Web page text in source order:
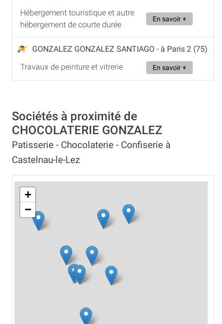
Hébergement touristique et autre
hébergement de courte durée
En savoir +
GONZALEZ GONZALEZ SANTIAGO - à Paris 2 (75)
Travaux de peinture et vitrerie
En savoir +
Sociétés à proximité de
CHOCOLATERIE GONZALEZ
Patisserie - Chocolaterie - Confiserie à
Castelnau-le-Lez
+
−